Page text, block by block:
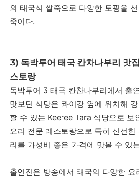
의 태국식 쌀죽으로 다양한 토핑을
죽이다.
3) 독박투어 태국 칸차나부리 맛
스토랑
독박투어 3 태국 칸찬나부리에서 출
맛보던 식당은 콰이강 옆에 위치해
할 수 있는 Keeree Tara 식당으로 보
요리 전문 레스토랑으로 특히 신선
리를 가성비 좋은 가격에 맛볼 수 있
출연진은 방송에서 태국의 다양한 요